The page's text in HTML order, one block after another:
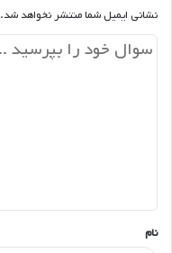
نشانی ایمیل شما منتشر نخواهد شد.
*
نام